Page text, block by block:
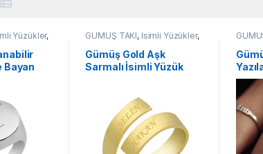
Yüzükler,
Bayan
GÜMÜŞ TAKI, İsimli Yüzükler,
Kadın Yüzükleri
Gümüş Gold Aşk
Sarmalı İsimli Yüzük